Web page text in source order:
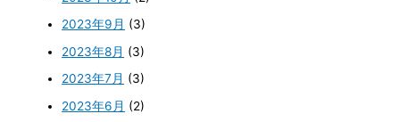
2023年9月 (3)
2023年8月 (3)
2023年7月 (3)
2023年6月 (2)